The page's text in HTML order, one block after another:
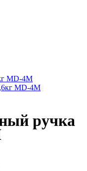
MD-4M
ручка